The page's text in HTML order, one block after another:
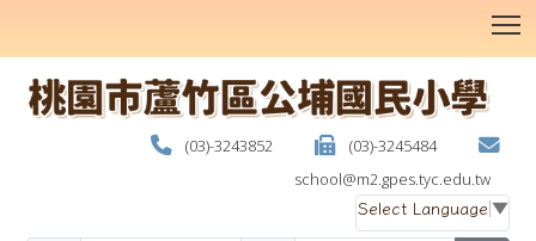
(03)-3243852
(03)-3245484
school@m2.gpes.tyc.edu.tw
Select Language ▼